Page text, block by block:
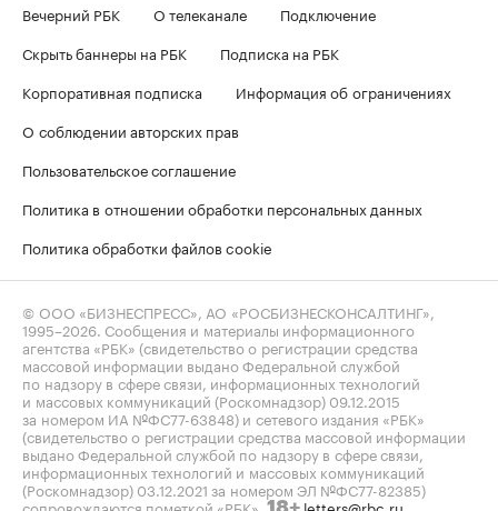
Вечерний РБК
О телеканале
Подключение
Скрыть баннеры на РБК
Подписка на РБК
Корпоративная подписка
Информация об ограничениях
О соблюдении авторских прав
Пользовательское соглашение
Политика в отношении обработки персональных данных
Политика обработки файлов cookie
© ООО «БИЗНЕСПРЕСС», АО «РОСБИЗНЕСКОНСАЛТИНГ»,
1995–2026 . Сообщения и материалы информационного
агентства «РБК» (свидетельство о регистрации средства
массовой информации выдано Федеральной службой
по надзору в сфере связи, информационных технологий
и массовых коммуникаций (Роскомнадзор) 09.12.2015
за номером ИА №ФС77-63848) и сетевого издания «РБК»
(свидетельство о регистрации средства массовой информации
выдано Федеральной службой по надзору в сфере связи,
информационных технологий и массовых коммуникаций
(Роскомнадзор) 03.12.2021 за номером ЭЛ №ФС77-82385)
сопровождаются пометкой «РБК».
letters@rbc.ru